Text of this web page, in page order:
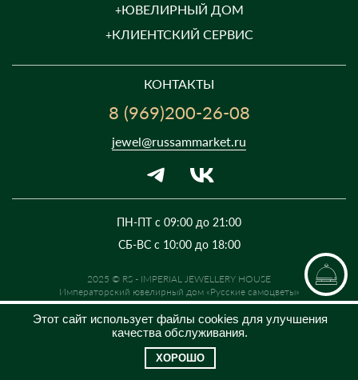
ЮВЕЛИРНЫЙ ДОМ
КЛИЕНТСКИЙ СЕРВИС
КОНТАКТЫ
8 (969)200-26-08
ПН-ПТ с 09:00 до 21:00
СБ-ВС с 10:00 до 18:00
jewel@russammarket.ru
2025 © RS - IMPERIAL JEWELLERY HOUSE
Императорский ювелирный дом «Русские самоцветы»
Предложение не является публичной офертой. Цены на сайте и в
розничной сети могут отличаться. Информация на сайте о товаре носит
рекламный характер и расценивается как приглашение делать
оферты на основании п.1 ст. 437 Гражданского кодекса РФ.
Этот сайт использует файлы cookies для улучшения
качества обслуживания.
ХОРОШО